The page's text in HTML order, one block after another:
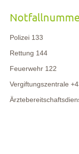
Polizei 133
Rettung 144
Feuerwehr 122
Vergiftungszentrale